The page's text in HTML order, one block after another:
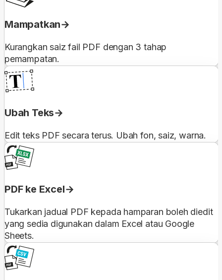
Mampatkan
Kurangkan saiz fail PDF dengan 3 tahap
pemampatan.
Ubah Teks
Edit teks PDF secara terus. Ubah fon, saiz, warna.
PDF ke Excel
Tukarkan jadual PDF kepada hamparan boleh diedit
yang sedia digunakan dalam Excel atau Google
Sheets.